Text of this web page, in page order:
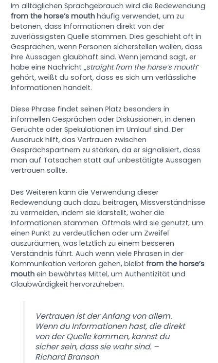
Im alltäglichen Sprachgebrauch wird die Redewendung
from the horse’s mouth häufig verwendet, um zu
betonen, dass Informationen direkt von der
zuverlässigsten Quelle stammen. Dies geschieht oft in
Gesprächen, wenn Personen sicherstellen wollen, dass
ihre Aussagen glaubhaft sind. Wenn jemand sagt, er
habe eine Nachricht „straight from the horse’s mouth“
gehört, weißt du sofort, dass es sich um verlässliche
Informationen handelt.
Diese Phrase findet seinen Platz besonders in
informellen Gesprächen oder Diskussionen, in denen
Gerüchte oder Spekulationen im Umlauf sind. Der
Ausdruck hilft, das Vertrauen zwischen
Gesprächspartnern zu stärken, da er signalisiert, dass
man auf Tatsachen statt auf unbestätigte Aussagen
vertrauen sollte.
Des Weiteren kann die Verwendung dieser
Redewendung auch dazu beitragen, Missverständnisse
zu vermeiden, indem sie klarstellt, woher die
Informationen stammen. Oftmals wird sie genutzt, um
einen Punkt zu verdeutlichen oder um Zweifel
auszuräumen, was letztlich zu einem besseren
Verständnis führt. Auch wenn viele Phrasen in der
Kommunikation verloren gehen, bleibt from the horse’s
mouth ein bewährtes Mittel, um Authentizität und
Glaubwürdigkeit hervorzuheben.
Vertrauen ist der Anfang von allem.
Wenn du Informationen hast, die direkt
von der Quelle kommen, kannst du
sicher sein, dass sie wahr sind. –
Richard Branson